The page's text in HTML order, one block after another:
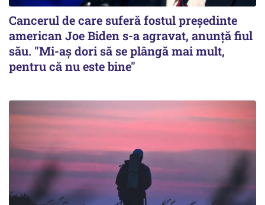
Cancerul de care suferă fostul preşedinte
american Joe Biden s-a agravat, anunță fiul
său. "Mi-aș dori să se plângă mai mult,
pentru că nu este bine"